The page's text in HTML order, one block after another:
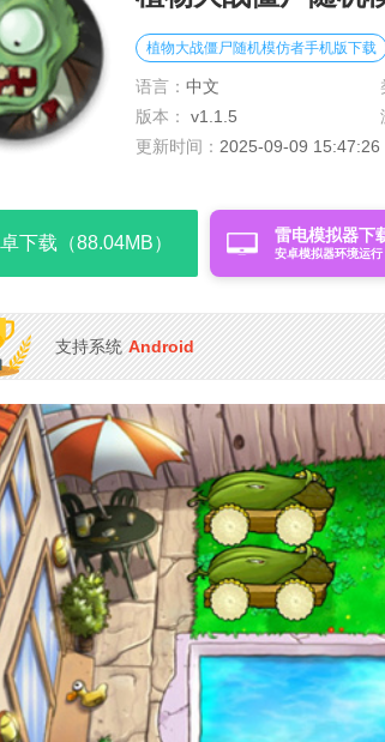
植物大战僵尸随机模仿者手机版下载
语言： 中文
版本：
v1.1.5
更新时间： 2025-09-09 15:47:26
下载（88.04MB） 雷电模拟器下
安卓模拟器环境运行
支持系统 Android